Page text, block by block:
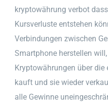
kryptowährung verbot
Kursverluste entstehen
Verbindungen zwischen
Smartphone herstellen
Kryptowährungen über
kauft und sie wieder
alle Gewinne